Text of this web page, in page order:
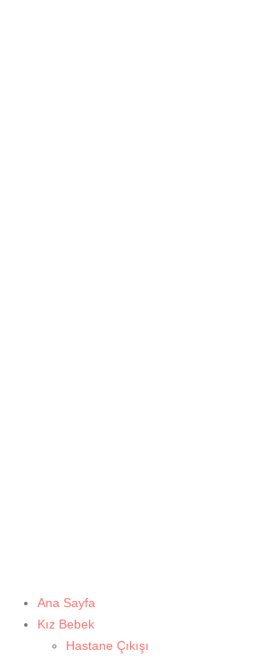
Ana Sayfa
Kız Bebek
Hastane Çıkışı